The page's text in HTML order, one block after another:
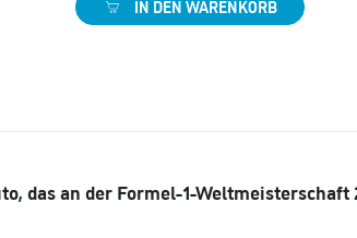
IN DEN WARENKORB
das an der Formel-1-